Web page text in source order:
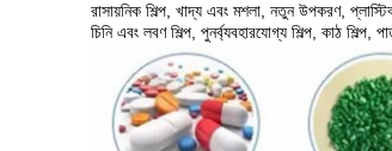
রাসায়নিক শিল্প, খাদ্য এবং মশলা, নতুন উপকরণ,
চিনি এবং লবণ শিল্প, পুনর্ব্যবহারযোগ্য শিল্প, কাঠ